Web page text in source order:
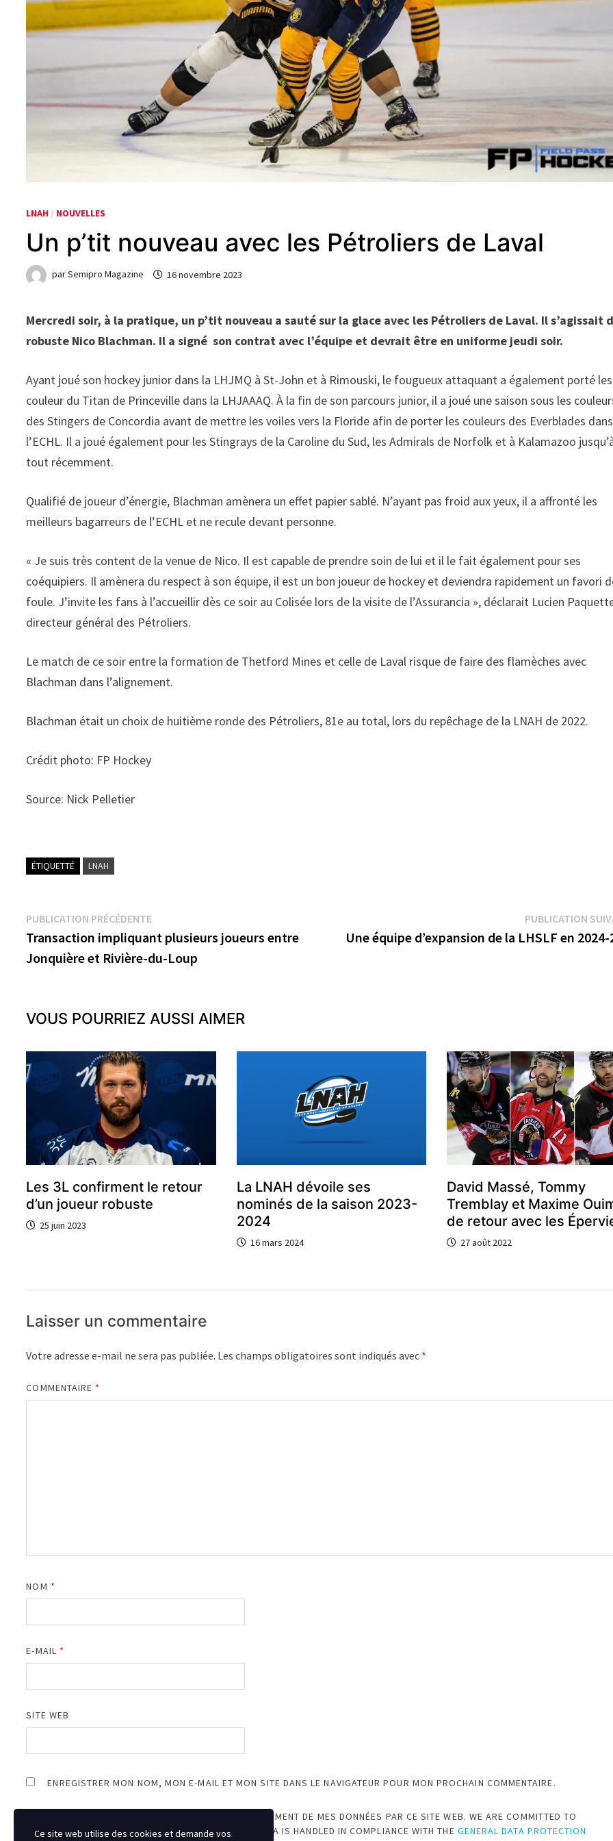
LNAH / NOUVELLES
Un p’tit nouveau avec les Pétroliers de Laval
parSemipro Magazine 16 novembre 2023
Mercredi soir, à la pratique, un p’tit nouveau a sauté sur la glace avec les Pétroliers de Laval. Il s’agissait
robuste Nico Blachman. Il a signé son contrat avec l’équipe et devrait être en uniforme jeudi soir.
Ayant joué son hockey junior dans la LHJMQ à St-John et à Rimouski, le fougueux attaquant a également porté les
couleur du Titan de Princeville dans la LHJAAAQ. À la fin de son parcours junior, il a joué une saison sous les
des Stingers de Concordia avant de mettre les voiles vers la Floride afin de porter les couleurs des Everblades dans
l’ECHL. Il a joué également pour les Stingrays de la Caroline du Sud, les Admirals de Norfolk et à Kalamazoo
tout récemment.
Qualifié de joueur d’énergie, Blachman amènera un effet papier sablé. N’ayant pas froid aux yeux, il a affronté les
meilleurs bagarreurs de l’ECHL et ne recule devant personne.
« Je suis très content de la venue de Nico. Il est capable de prendre soin de lui et il le fait également pour ses
coéquipiers. Il amènera du respect à son équipe, il est un bon joueur de hockey et deviendra rapidement un favori
foule. J’invite les fans à l’accueillir dès ce soir au Colisée lors de la visite de l’Assurancia », déclarait Lucien
directeur général des Pétroliers.
Le match de ce soir entre la formation de Thetford Mines et celle de Laval risque de faire des flamèches avec
Blachman dans l’alignement.
Blachman était un choix de huitième ronde des Pétroliers, 81e au total, lors du repêchage de la LNAH de 2022.
Crédit photo: FP Hockey
Source: Nick Pelletier
ÉTIQUETTÉ LNAH
Navigation
de
l’article
PUBLICATION PRÉCÉDENTEPublication
précédente :
Transaction impliquant plusieurs joueurs entre
Jonquière et Rivière-du-Loup
PUBLICATION
Une équipe d’expansion de la LHSLF en 2024-
VOUS POURRIEZ AUSSI AIMER
Les 3L confirment le retour
d’un joueur robuste
25 juin 2023
La LNAH dévoile ses
nominés de la saison 2023-
2024
16 mars 2024
David Massé, Tommy
Tremblay et Maxime
de retour avec les
27 août 2022
Laisser un commentaire
Votre adresse e-mail ne sera pas publiée. Les champs obligatoires sont indiqués avec *
COMMENTAIRE *
NOM *
E-MAIL *
SITE WEB
ENREGISTRER MON NOM, MON E-MAIL ET MON SITE DANS LE NAVIGATEUR POUR MON PROCHAIN COMMENTAIRE.
JE SUIS D’ACCORD AVEC LE STOCKAGE ET LE TRAITEMENT DE MES DONNÉES PAR CE SITE WEB. WE ARE COMMITTED TO
PROTECTING YOUR PRIVACY AND ENSURING YOUR DATA IS HANDLED IN COMPLIANCE WITH THE GENERAL DATA PROTECTION
Ce site web utilise des cookies et demande vos